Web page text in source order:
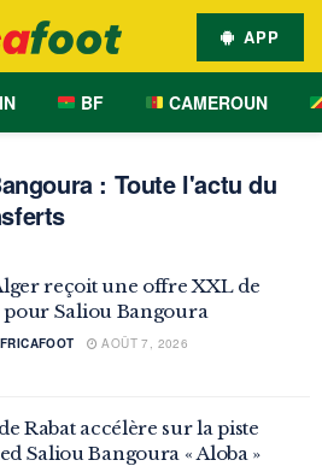
APP
BF CAMEROUN
: Toute l'actu du
reçoit une offre XXL de
pour Saliou Bangoura
AOÛT 7, 2026
Rabat accélère sur la piste
Saliou Bangoura « Aloba »